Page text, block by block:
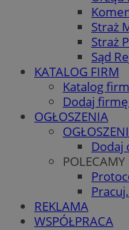
Straż
Straż
Sąd
KATALOG FIRM
Katalog firm
Dodaj
OGŁOSZENIA
Dodaj
POLECAMY
REKLAMA
WSPÓŁPRACA